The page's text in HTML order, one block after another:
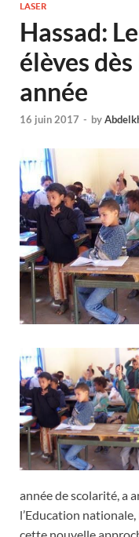
LASER
Hassad:
élèves
année
16 juin 2017 - by
année de scolarité, a
l’Education